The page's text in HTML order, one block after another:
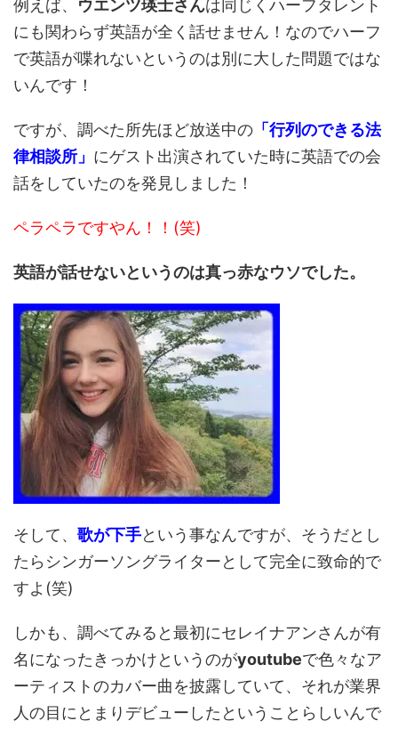
例えば、 ウエンツ瑛士さんは同じくハーフタレント
にも関わらず英語が全く話せません！なのでハーフ
で英語が喋れないというのは別に大した問題ではな
いんです！
ですが、調べた所先ほど放送中の 「行列のできる法
律相談所」 にゲスト出演されていた時に英語での会
話をしていたのを発見しました！
ペラペラですやん！！(笑)
英語が話せないというのは真っ赤なウソでした。
そして、 歌が下手という事なんですが、そうだとし
たらシンガーソングライターとして完全に致命的で
すよ(笑)
しかも、調べてみると最初にセレイナアンさんが有
名になったきっかけというのがyoutubeで色々なア
ーティストのカバー曲を披露していて、それが業界
人の目にとまりデビューしたということらしいんで